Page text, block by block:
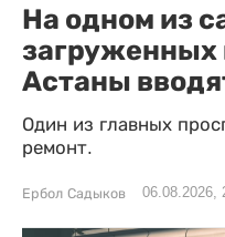
На одном из
загруженных
Астаны
Один из главных
ремонт.
Ербол Садыков 06.08.2026,